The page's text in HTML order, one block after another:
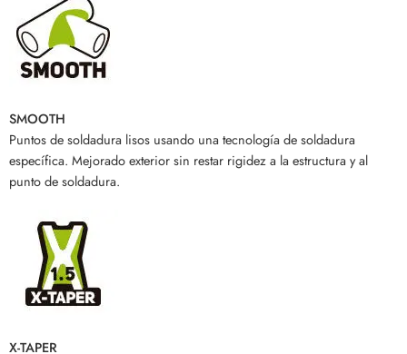
SMOOTH
Puntos de soldadura lisos usando una tecnología de soldadura
específica. Mejorado exterior sin restar rigidez a la estructura y al
punto de soldadura.
X-TAPER